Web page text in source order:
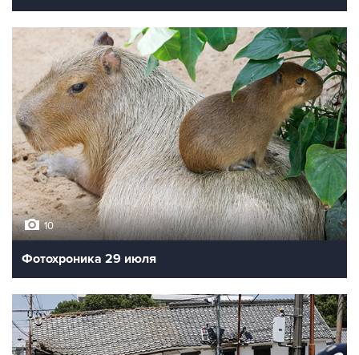
10
Фотохроника 29 июля